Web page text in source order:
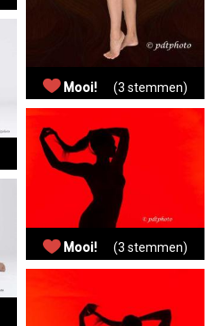
Mooi! (3 stemmen)
Mooi! (3 stemmen)